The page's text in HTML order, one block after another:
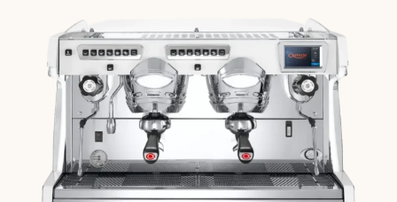
Touch дисплей для настроек
параметров работы
LED освещение рабочей зоны,
боковых панелей и групп
Детальнее